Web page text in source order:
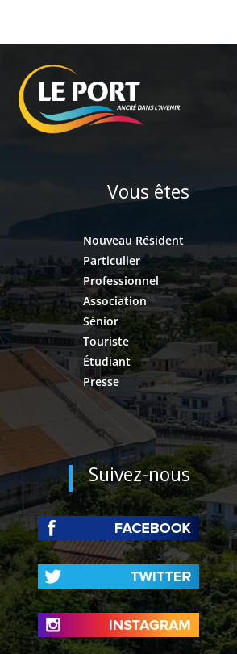
Vous êtes
Nouveau Résident
Particulier
Professionnel
Association
Sénior
Touriste
Étudiant
Presse
Suivez-nous